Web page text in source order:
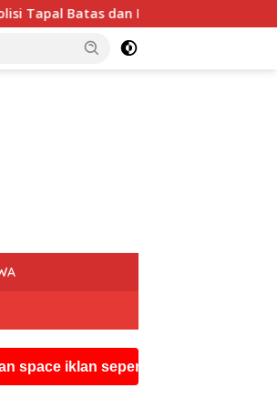
Hoegeng Awards 2026 Diraih Iptu
seperti ini silahkan hubungi